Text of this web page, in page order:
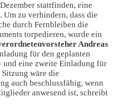
stattfinden, eine
zu verhindern, dass die
durch Fernbleiben die
torpedieren, wurde ein
Andreas
für den geplanten
und eine zweite Einladung für
wäre die
auch beschlussfähig, wenn
anwesend ist, schreibt